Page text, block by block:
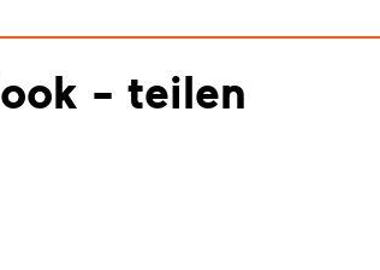
- teilen